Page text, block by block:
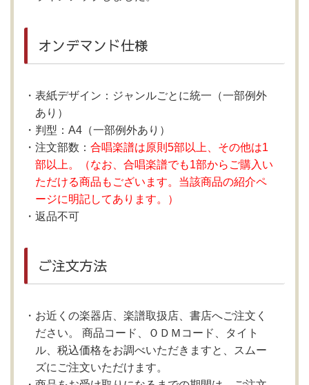
オンデマンド仕様
表紙デザイン：ジャンルごとに統一（一部例外
あり）
判型：A4（一部例外あり）
注文部数： 合唱楽譜は原則5部以上、その他は1
部以上。（なお、合唱楽譜でも1部からご購入い
ただける商品もございます。当該商品の紹介ペ
ージに明記してあります。）
返品不可
ご注文方法
お近くの楽器店、楽譜取扱店、書店へご注文く
ださい。 商品コード、ＯＤＭコード、タイト
ル、税込価格をお調べいただきますと、スムー
ズにご注文いただけます。